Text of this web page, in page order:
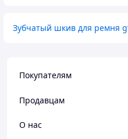
Зубчатый шкив для ремня
Покупателям
Продавцам
О нас